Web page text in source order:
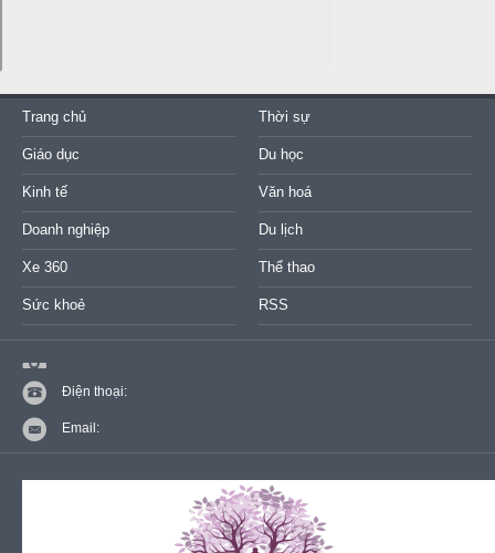
Trang chủ Thời sự
Giáo dục Du học
Kinh tế Văn hoá
Doanh nghiệp Du lịch
Xe 360 Thể thao
Sức khoẻ RSS
Điện thoại:
Email: